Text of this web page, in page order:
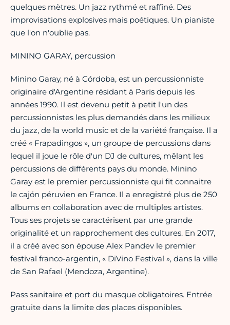
quelques mètres. Un jazz rythmé et raffiné. Des
improvisations explosives mais poétiques. Un pianiste
que l'on n'oublie pas.
MININO GARAY, percussion
Minino Garay, né à Córdoba, est un percussionniste
originaire d'Argentine résidant à Paris depuis les
années 1990. Il est devenu petit à petit l'un des
percussionnistes les plus demandés dans les milieux
du jazz, de la world music et de la variété française. Il a
créé « Frapadingos », un groupe de percussions dans
lequel il joue le rôle d'un DJ de cultures, mêlant les
percussions de différents pays du monde. Minino
Garay est le premier percussionniste qui fit connaitre
le cajón péruvien en France. Il a enregistré plus de 250
albums en collaboration avec de multiples artistes.
Tous ses projets se caractérisent par une grande
originalité et un rapprochement des cultures. En 2017,
il a créé avec son épouse Alex Pandev le premier
festival franco-argentin, « DiVino Festival », dans la ville
de San Rafael (Mendoza, Argentine).
Pass sanitaire et port du masque obligatoires. Entrée
gratuite dans la limite des places disponibles.